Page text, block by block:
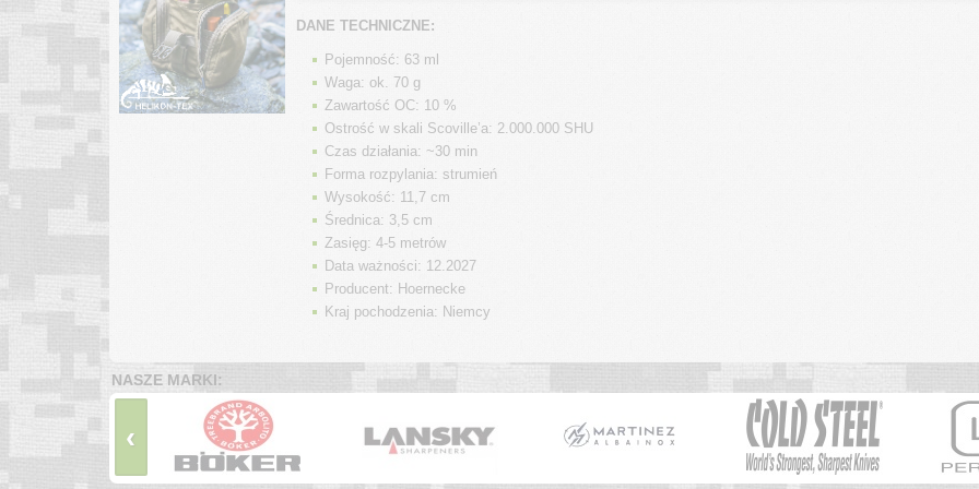
DANE TECHNICZNE:
Pojemność: 63 ml
Waga: ok. 70 g
Zawartość OC: 10 %
Ostrość w skali Scoville’a: 2.000.000 SHU
Czas działania: ~30 min
Forma rozpylania: strumień
Wysokość: 11,7 cm
Średnica: 3,5 cm
Zasięg: 4-5 metrów
Data ważności: 12.2027
Producent: Hoernecke
Kraj pochodzenia: Niemcy
NASZE MARKI:
‹